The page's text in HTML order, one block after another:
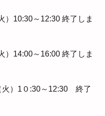
10:30～12:30 終了しま
14:00～16:00 終了しま
）1０:30～12:30　終了